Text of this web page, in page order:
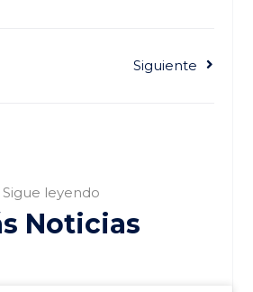
Siguiente
Sigue leyendo
Noticias